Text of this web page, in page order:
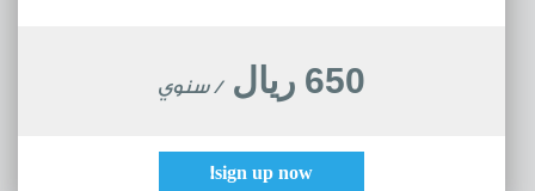
650 ريال / سنوي
sign up now!